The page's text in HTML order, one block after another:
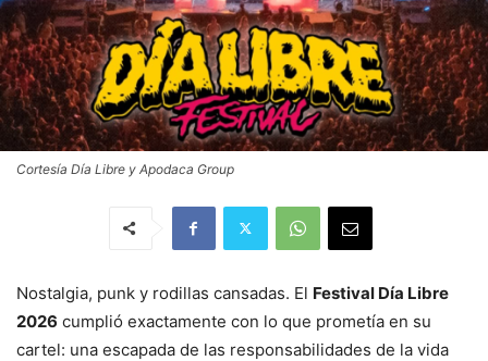
Cortesía Día Libre y Apodaca Group
Nostalgia, punk y rodillas cansadas. El Festival Día Libre
2026 cumplió exactamente con lo que prometía en su
cartel: una escapada de las responsabilidades de la vida